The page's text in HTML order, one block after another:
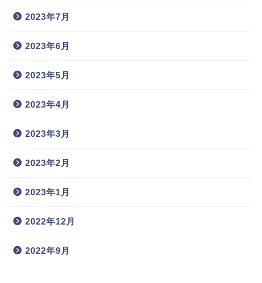
2023年7月
2023年6月
2023年5月
2023年4月
2023年3月
2023年2月
2023年1月
2022年12月
2022年9月